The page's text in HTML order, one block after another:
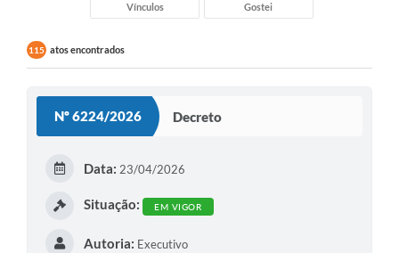
Vínculos Gostei
115 atos encontrados
Nº 6224/2026 Decreto
Data: 23/04/2026
Situação: EM VIGOR
Autoria: Executivo